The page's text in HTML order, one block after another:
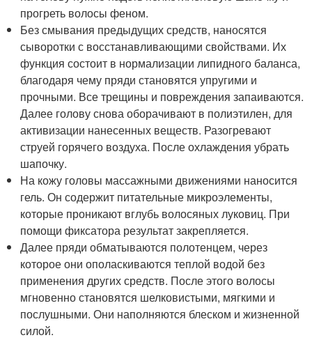
прогреть волосы феном.
Без смывания предыдущих средств, наносятся
сыворотки с восстанавливающими свойствами. Их
функция состоит в нормализации липидного баланса,
благодаря чему пряди становятся упругими и
прочными. Все трещины и повреждения запаиваются.
Далее голову снова оборачивают в полиэтилен, для
активизации нанесенных веществ. Разогревают
струей горячего воздуха. После охлаждения убрать
шапочку.
На кожу головы массажными движениями наносится
гель. Он содержит питательные микроэлементы,
которые проникают вглубь волосяных луковиц. При
помощи фиксатора результат закрепляется.
Далее пряди обматываются полотенцем, через
которое они ополаскиваются теплой водой без
применения других средств. После этого волосы
мгновенно становятся шелковистыми, мягкими и
послушными. Они наполняются блеском и жизненной
силой.